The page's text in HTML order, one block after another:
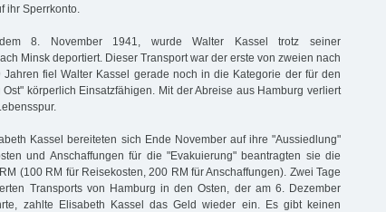
ihr Sperrkonto.
8. November 1941, wurde Walter Kassel trotz seiner
Minsk deportiert. Dieser Transport war der erste von zweien nach
Jahren fiel Walter Kassel gerade noch in die Kategorie der für den
körperlich Einsatzfähigen. Mit der Abreise aus Hamburg verliert
Kassel bereiteten sich Ende November auf ihre "Aussiedlung"
und Anschaffungen für die "Evakuierung" beantragten sie die
(100 RM für Reisekosten, 200 RM für Anschaffungen). Zwei Tage
Transports von Hamburg in den Osten, der am 6. Dezember
zahlte Elisabeth Kassel das Geld wieder ein. Es gibt keinen